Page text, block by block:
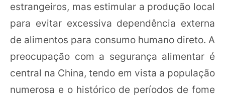
estrangeiros, mas estimular a produção local
para evitar excessiva dependência externa
de alimentos para consumo humano direto. A
preocupação com a segurança alimentar é
central na China, tendo em vista a população
numerosa e o histórico de períodos de fome